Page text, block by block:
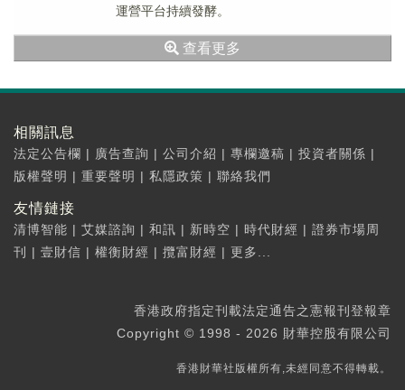
運營平台持續發酵。
查看更多
相關訊息
法定公告欄 | 廣告查詢 | 公司介紹 | 專欄邀稿 | 投資者關係 |
版權聲明 | 重要聲明 | 私隱政策 | 聯絡我們
友情鏈接
清博智能 | 艾媒諮詢 | 和訊 | 新時空 | 時代財經 | 證券市場周
刊
| 壹財信 | 權衡財經 | 攬富財經 | 更多...
香港政府指定刊載法定通告之憲報刊登報章
Copyright © 1998 - 2026 財華控股有限公司
香港財華社版權所有,未經同意不得轉載。